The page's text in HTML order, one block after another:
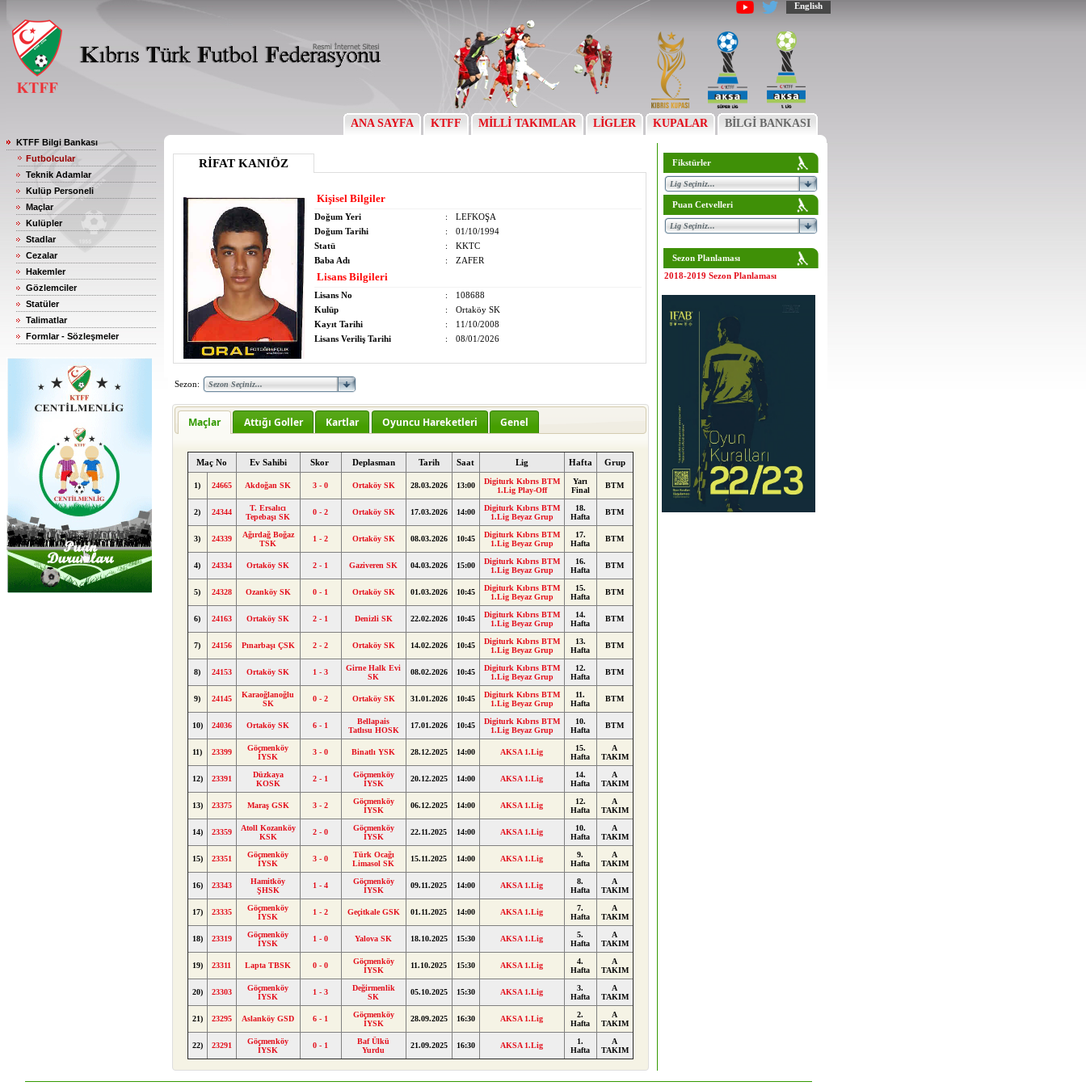
English
ANA SAYFA KTFF MİLLİ TAKIMLAR LİGLER KUPALAR BİLGİ BANKASI
KTFF Bilgi Bankası
Futbolcular
Teknik Adamlar
Kulüp Personeli
Maçlar
Kulüpler
Stadlar
Cezalar
Hakemler
Gözlemciler
Statüler
Talimatlar
Formlar - Sözleşmeler
RİFAT KANIÖZ
Kişisel Bilgiler
Doğum Yeri :
LEFKOŞA
Doğum Tarihi
:
01/10/1994
Statü
:
KKTC
Baba Adı
: ZAFER
Lisans Bilgileri
Lisans No :
108688
Kulüp
:
Ortaköy SK
Kayıt Tarihi
:
11/10/2008
Lisans Veriliş Tarihi
: 08/01/2026
Sezon:
Maçlar Attığı Goller Kartlar Oyuncu Hareketleri Genel
Maç No Ev Sahibi Skor Deplasman Tarih Saat Lig Hafta Grup
1) 24665 Akdoğan SK 3 - 0 Ortaköy SK 28.03.2026 13:00
Digiturk Kıbrıs BTM
1.Lig Play-Off
Yarı
Final
BTM
2) 24344
T. Ersalıcı
Tepebaşı SK
0 - 2 Ortaköy SK 17.03.2026 14:00
Digiturk Kıbrıs BTM
1.Lig Beyaz Grup
18.
Hafta
BTM
3) 24339
Ağırdağ Boğaz
TSK
1 - 2 Ortaköy SK 08.03.2026 10:45
Digiturk Kıbrıs BTM
1.Lig Beyaz Grup
17.
Hafta
BTM
4) 24334 Ortaköy SK 2 - 1 Gaziveren SK 04.03.2026 15:00
Digiturk Kıbrıs BTM
1.Lig Beyaz Grup
16.
Hafta
BTM
5) 24328 Ozanköy SK 0 - 1 Ortaköy SK 01.03.2026 10:45
Digiturk Kıbrıs BTM
1.Lig Beyaz Grup
15.
Hafta
BTM
6) 24163 Ortaköy SK 2 - 1 Denizli SK 22.02.2026 10:45
Digiturk Kıbrıs BTM
1.Lig Beyaz Grup
14.
Hafta
BTM
7) 24156 Pınarbaşı ÇSK 2 - 2 Ortaköy SK 14.02.2026 10:45
Digiturk Kıbrıs BTM
1.Lig Beyaz Grup
13.
Hafta
BTM
8) 24153 Ortaköy SK 1 - 3
Girne Halk Evi
SK
08.02.2026 10:45
Digiturk Kıbrıs BTM
1.Lig Beyaz Grup
12.
Hafta
BTM
9) 24145
Karaoğlanoğlu
SK
0 - 2 Ortaköy SK 31.01.2026 10:45
Digiturk Kıbrıs BTM
1.Lig Beyaz Grup
11.
Hafta
BTM
10) 24036 Ortaköy SK 6 - 1
Bellapais
Tatlısu HOSK
17.01.2026 10:45
Digiturk Kıbrıs BTM
1.Lig Beyaz Grup
10.
Hafta
BTM
11) 23399
Göçmenköy
İYSK
3 - 0 Binatlı YSK 28.12.2025 14:00 AKSA 1.Lig
15.
Hafta
A
TAKIM
12) 23391
Düzkaya
KOSK
2 - 1
Göçmenköy
İYSK
20.12.2025 14:00 AKSA 1.Lig
14.
Hafta
A
TAKIM
13) 23375 Maraş GSK 3 - 2
Göçmenköy
İYSK
06.12.2025 14:00 AKSA 1.Lig
12.
Hafta
A
TAKIM
14) 23359
Atoll Kozanköy
KSK
2 - 0
Göçmenköy
İYSK
22.11.2025 14:00 AKSA 1.Lig
10.
Hafta
A
TAKIM
15) 23351
Göçmenköy
İYSK
3 - 0
Türk Ocağı
Limasol SK
15.11.2025 14:00 AKSA 1.Lig
9.
Hafta
A
TAKIM
16) 23343
Hamitköy
ŞHSK
1 - 4
Göçmenköy
İYSK
09.11.2025 14:00 AKSA 1.Lig
8.
Hafta
A
TAKIM
17) 23335
Göçmenköy
İYSK
1 - 2 Geçitkale GSK 01.11.2025 14:00 AKSA 1.Lig
7.
Hafta
A
TAKIM
18) 23319
Göçmenköy
İYSK
1 - 0 Yalova SK 18.10.2025 15:30 AKSA 1.Lig
5.
Hafta
A
TAKIM
19) 23311 Lapta TBSK 0 - 0
Göçmenköy
İYSK
11.10.2025 15:30 AKSA 1.Lig
4.
Hafta
A
TAKIM
20) 23303
Göçmenköy
İYSK
1 - 3
Değirmenlik
SK
05.10.2025 15:30 AKSA 1.Lig
3.
Hafta
A
TAKIM
21) 23295 Aslanköy GSD 6 - 1
Göçmenköy
İYSK
28.09.2025 16:30 AKSA 1.Lig
2.
Hafta
A
TAKIM
22) 23291
Göçmenköy
İYSK
0 - 1
Baf Ülkü
Yurdu
21.09.2025 16:30 AKSA 1.Lig
1.
Hafta
A
TAKIM
Fikstürler
Puan Cetvelleri
Sezon Planlaması
2018-2019 Sezon Planlaması